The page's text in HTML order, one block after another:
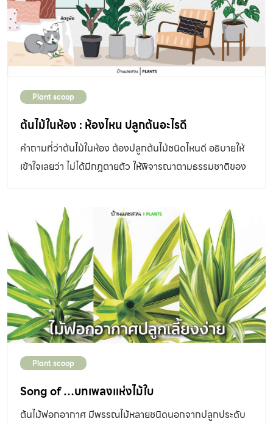
สามารถปลูกเลี้ยงในอาคาร ริมหน้าต่างที่มีแสงรำไรได้ เรา
เรียกต้นไม้เหล่านั้นว่า Houseplants หรือ Indoor Plants
แม้ว่าธรรมชาติของต้นไม้เหล่านี้จะดูแลง่าย แต่หากตำแหน่งที่
ปลูกเลี้ยงไม่มีแสงส่องถึง อากาศร้อนอบอ้าว ก็เป็นปัจจัยทำให้
แสง แสงน้อย ในทุกๆ เดือนควรสลับหมุนเวียนต้นไม้ค่อยๆ นำ
ออกไปรับแสงทีละนิด ตั้งในพื้นที่ปลอดโปร่ง ระบายอากาศได้
ดี มีแสงส่องถึง (อย่าให้สัมผัสแสงตรงๆ) อย่างเช่นระเบียง
โรงเรือนเพาะชำ หรือใต้ร่มเงาต้นไม้ใหญ่ จะช่วยต่ออายุให้
ต้นไม้อยู่กับเราได้นานขึ้น แต่หากบริเวณที่ตั้งมีแสงส่องถึง
สำหรับมือใหม่ที่อยากเลี้ยงต้นไม้ให้รอด อย่าเพิ่งถมเงินลงไป
กับไม้ใบในกระแสที่ราคาสูงลิบ ลองมาปลูกต้นไม้ที่เลี้ยงง่าย
แล้วค่อยไล่ระดับไปสู่ไม้ใบสวยต้นอื่นๆ […]
Plant scoop
ต้นไม้ในห้อง : ห้องไหน ปลูกต้นอะไรดี
คำถามที่ว่าต้นไม้ในห้อง ต้องปลูกต้นไม้ชนิดไหนดี อธิบายให้
เข้าใจเลยว่า ไม่ได้มีกฎตายตัว ให้พิจารณาตามธรรมชาติของ
Plant scoop
Song of …บทเพลงแห่งไม้ใบ
ต้นไม้ฟอกอากาศ มีพรรณไม้หลายชนิดนอกจากปลูกประดับ